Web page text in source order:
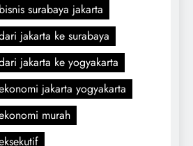
surabaya jakarta
jakarta ke surabaya
jakarta ke yogyakarta
jakarta yogyakarta
murah